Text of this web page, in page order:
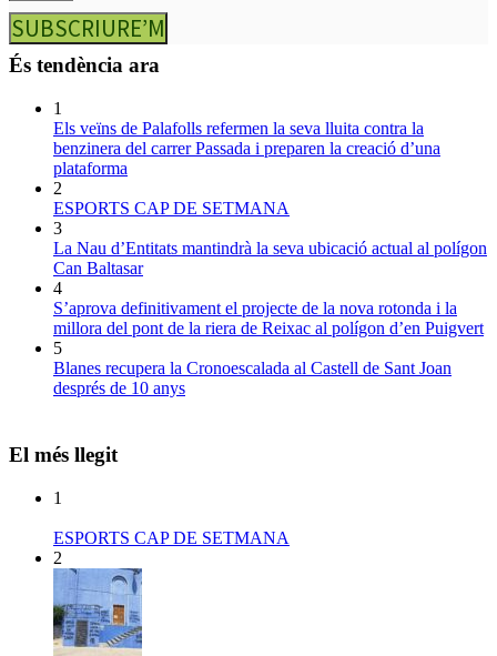
SUBSCRIURE’M
És tendència ara
1
Els veïns de Palafolls refermen la seva lluita contra la
benzinera del carrer Passada i preparen la creació d’una
plataforma
2
ESPORTS CAP DE SETMANA
3
La Nau d’Entitats mantindrà la seva ubicació actual al polígon
Can Baltasar
4
S’aprova definitivament el projecte de la nova rotonda i la
millora del pont de la riera de Reixac al polígon d’en Puigvert
5
Blanes recupera la Cronoescalada al Castell de Sant Joan
després de 10 anys
El més llegit
1
ESPORTS CAP DE SETMANA
2